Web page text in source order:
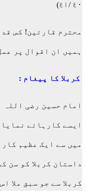
٤٠ /٤۱)
محترم قارئین! کس
ہمیں ان اقوال پر
کربلا کا پیغام :
امام حسین رضی اللہ
ایسے کارہائے
میں سے ایک عظیم
داستان کربلا کو سن
کربلا سے جو سبق ملا